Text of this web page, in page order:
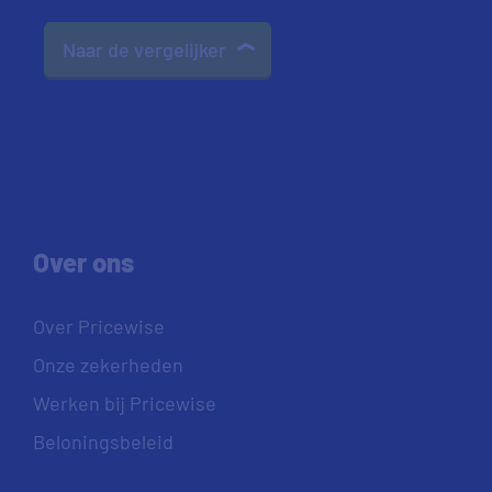
Naar de vergelijker
Over ons
Over Pricewise
Onze zekerheden
Werken bij Pricewise
Beloningsbeleid